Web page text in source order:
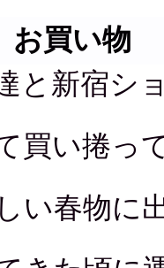
お買い物
と新宿シ
買い捲っ
い春物に